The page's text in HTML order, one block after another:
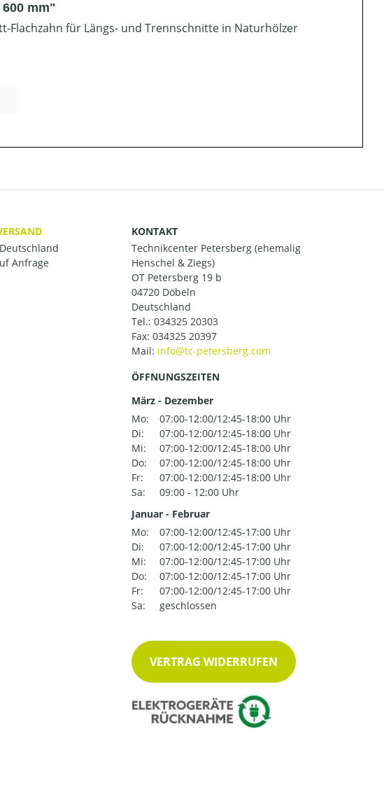
mm"
Flachzahn für Längs- und Trennschnitte in Naturhölzer
Anfrage
KONTAKT
Technikcenter Petersberg (ehemalig
Henschel & Ziegs)
OT Petersberg 19 b
04720 Döbeln
Deutschland
Tel.: 034325 20303
Fax: 034325 20397
Mail:
ÖFFNUNGSZEITEN
März - Dezember
Mo:
07:00-12:00/12:45-18:00 Uhr
Di:
07:00-12:00/12:45-18:00 Uhr
Mi:
07:00-12:00/12:45-18:00 Uhr
Do:
07:00-12:00/12:45-18:00 Uhr
Fr:
07:00-12:00/12:45-18:00 Uhr
Sa:
09:00 - 12:00 Uhr
Januar - Februar
Mo:
07:00-12:00/12:45-17:00 Uhr
Di:
07:00-12:00/12:45-17:00 Uhr
Mi:
07:00-12:00/12:45-17:00 Uhr
Do:
07:00-12:00/12:45-17:00 Uhr
Fr:
07:00-12:00/12:45-17:00 Uhr
Sa:
geschlossen
VERTRAG WIDERRUFEN